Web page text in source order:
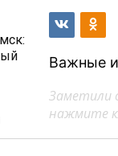
Важные
Заметили
нажмите